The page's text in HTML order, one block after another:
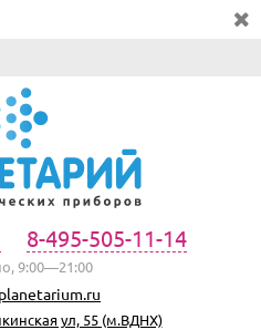
8-495-505-11-14
9:00—21:00
ул, 55 (м.ВДНХ)